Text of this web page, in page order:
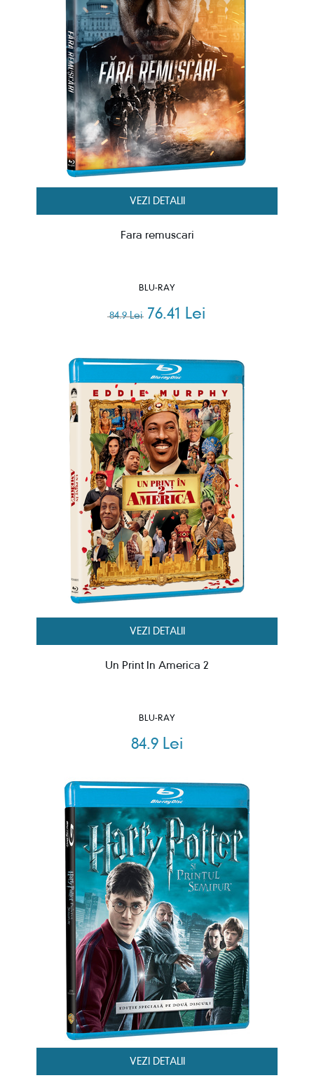
VEZI DETALII
Fara remuscari
BLU-RAY
84.9 Lei 76.41 Lei
VEZI DETALII
Un Print In America 2
BLU-RAY
84.9 Lei
VEZI DETALII